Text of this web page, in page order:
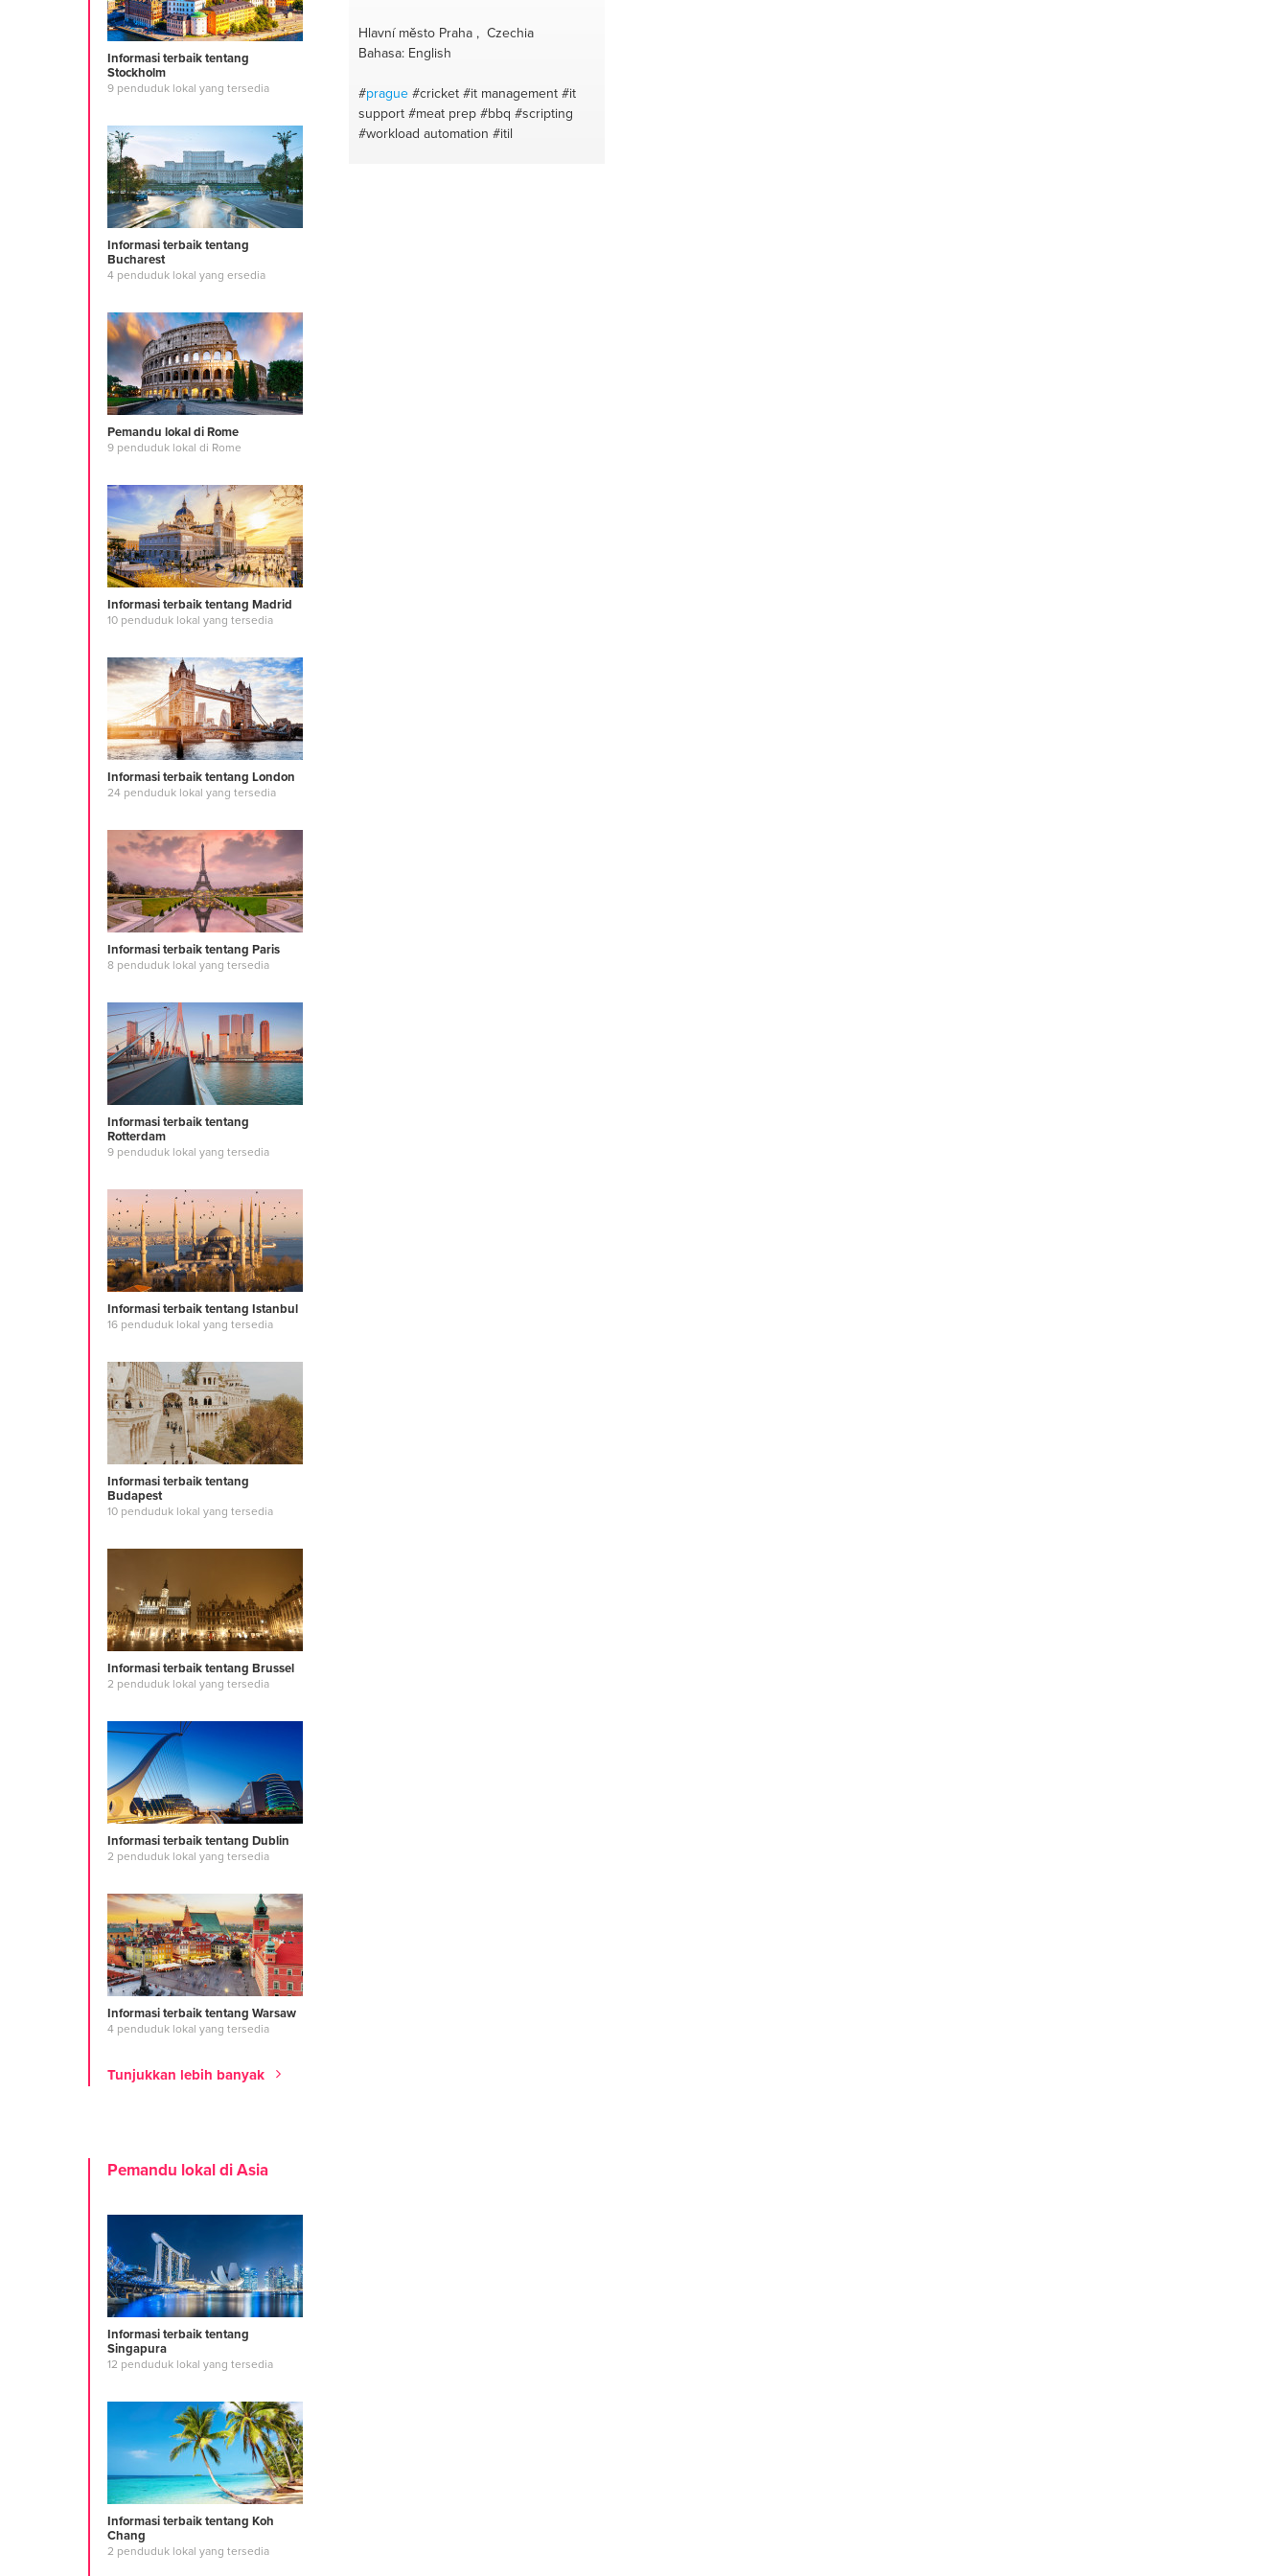
Informasi terbaik tentang
Stockholm
9 penduduk lokal yang tersedia
Informasi terbaik tentang
Bucharest
4 penduduk lokal yang ersedia
Pemandu lokal di Rome
9 penduduk lokal di Rome
Informasi terbaik tentang Madrid
10 penduduk lokal yang tersedia
Informasi terbaik tentang London
24 penduduk lokal yang tersedia
Informasi terbaik tentang Paris
8 penduduk lokal yang tersedia
Informasi terbaik tentang
Rotterdam
9 penduduk lokal yang tersedia
Informasi terbaik tentang Istanbul
16 penduduk lokal yang tersedia
Informasi terbaik tentang
Budapest
10 penduduk lokal yang tersedia
Informasi terbaik tentang Brussel
2 penduduk lokal yang tersedia
Informasi terbaik tentang Dublin
2 penduduk lokal yang tersedia
Informasi terbaik tentang Warsaw
4 penduduk lokal yang tersedia
Tunjukkan lebih banyak
Pemandu lokal di Asia
Informasi terbaik tentang
Singapura
12 penduduk lokal yang tersedia
Informasi terbaik tentang Koh
Chang
2 penduduk lokal yang tersedia
Hlavní město Praha , Czechia
Bahasa: English
#prague#cricket#it management#it
support#meat prep#bbq #scripting
#workload automation #itil